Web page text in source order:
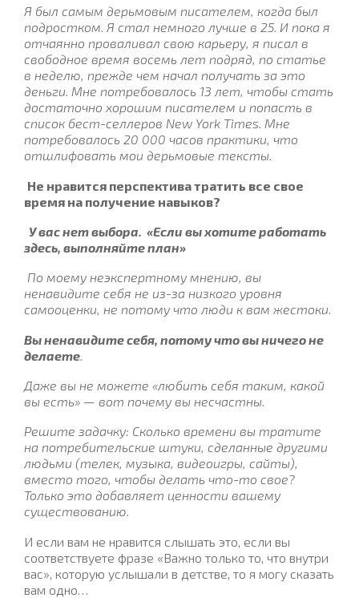
Я был самым дерьмовым писателем, когда был
подростком. Я стал немного лучше в 25. И пока я
отчаянно проваливал свою карьеру, я писал в
свободное время восемь лет подряд, по статье
в неделю, прежде чем начал получать за это
деньги. Мне потребовалось 13 лет, чтобы стать
достаточно хорошим писателем и попасть в
список бест-селлеров New York Times. Мне
потребовалось 20 000 часов практики, что
отшлифовать мои дерьмовые тексты.
Не нравится перспектива тратить все свое
время на получение навыков?
У вас нет выбора. «Если вы хотите работать
здесь, выполняйте план»
По моему неэкспертному мнению, вы
ненавидите себя не из-за низкого уровня
самооценки, не потому что люди к вам жестоки.
Вы ненавидите себя, потому что вы ничего не
делаете
Даже вы не можете «любить себя таким, какой
вы есть» — вот почему вы несчастны.
Решите задачку: Сколько времени вы тратите
на потребительские штуки, сделанные другими
людьми (телек, музыка, видеоигры, сайты),
вместо того, чтобы делать что-то свое?
Только это добавляет ценности вашему
существованию.
И если вам не нравится слышать это, если вы
соответствуете фразе «Важно только то, что внутри
вас», которую услышали в детстве, то я могу сказать
вам одно…